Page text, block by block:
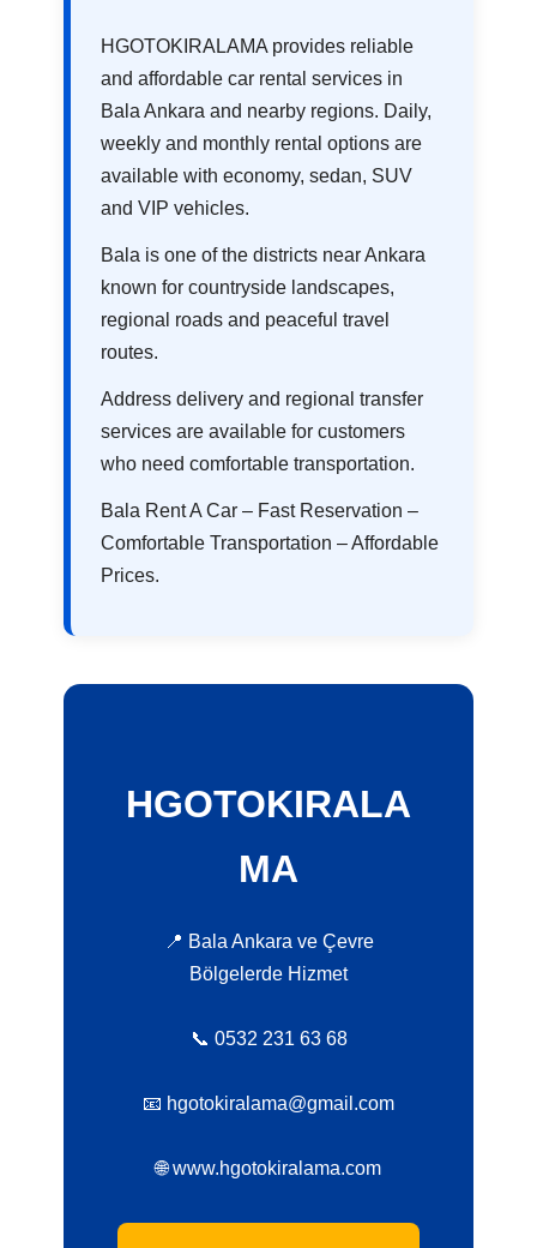
HGOTOKIRALAMA provides reliable
and affordable car rental services in
Bala Ankara and nearby regions. Daily,
weekly and monthly rental options are
available with economy, sedan, SUV
and VIP vehicles.
Bala is one of the districts near Ankara
known for countryside landscapes,
regional roads and peaceful travel
routes.
Address delivery and regional transfer
services are available for customers
who need comfortable transportation.
Bala Rent A Car – Fast Reservation –
Comfortable Transportation – Affordable
Prices.
HGOTOKIRALA
MA
📍 Bala Ankara ve Çevre
Bölgelerde Hizmet
📞 0532 231 63 68
📧 hgotokiralama@gmail.com
🌐 www.hgotokiralama.com